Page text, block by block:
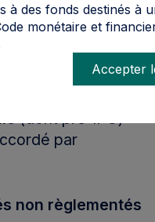
à des fonds destinés à
monétaire et
Accepter
ceux ayant cédé
cette cession
cible de la
(dont pré-IPO)
par
non règlementés